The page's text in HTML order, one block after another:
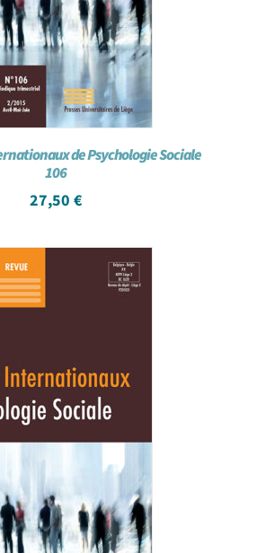
de Psychologie Sociale
106
27,50 €